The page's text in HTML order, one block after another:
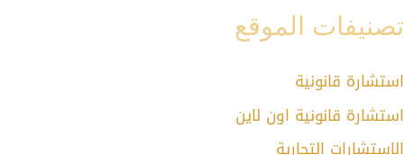
تصنيفات الموقع
استشارة قانونية
استشارة قانونية اون لاين
الاستشارات التجارية